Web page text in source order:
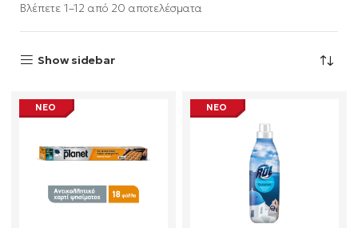
Βλέπετε 1–12 από 20 αποτελέσματα
Show sidebar
ΝΕΟ ΝΕΟ